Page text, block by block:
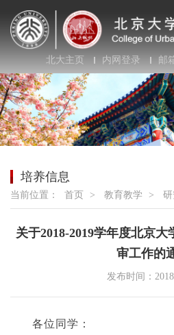
北大主页 内网登录 邮
培养信息
当前位置： 首页 > 教育教学 > 研
关于2018-2019学年度北京
审工作的
发布时间：
各位同学：